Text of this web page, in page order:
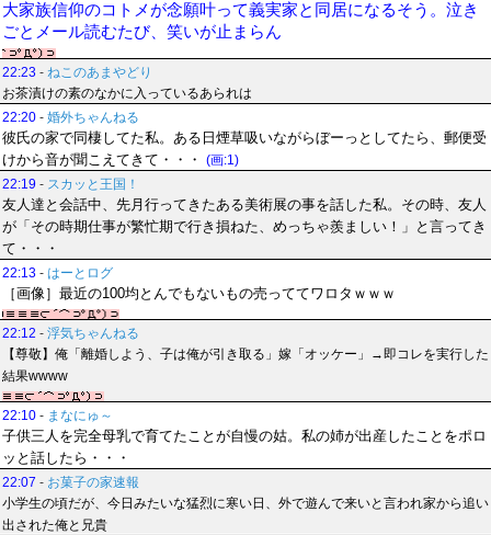
大家族信仰のコトメが念願叶って義実家と同居になるそう。泣き
ごとメール読むたび、笑いが止まらん
22:23 - ねこのあまやどり
お茶漬けの素のなかに入っているあられは
22:20 - 婚外ちゃんねる
彼氏の家で同棲してた私。ある日煙草吸いながらぼーっとしてたら、郵便受
けから音が聞こえてきて・・・
(画:1)
22:19 - スカッと王国！
友人達と会話中、先月行ってきたある美術展の事を話した私。その時、友人
が「その時期仕事が繁忙期で行き損ねた、めっちゃ羨ましい！」と言ってき
て・・・
22:13 - はーとログ
［画像］最近の100均とんでもないもの売っててワロタｗｗｗ
22:12 - 浮気ちゃんねる
【尊敬】俺「離婚しよう、子は俺が引き取る」嫁「オッケー」→即コレを実行した
結果wwww
22:10 - まなにゅ～
子供三人を完全母乳で育てたことが自慢の姑。私の姉が出産したことをポロ
ッと話したら・・・
22:07 - お菓子の家速報
小学生の頃だが、今日みたいな猛烈に寒い日、外で遊んで来いと言われ家から追い
出された俺と兄貴